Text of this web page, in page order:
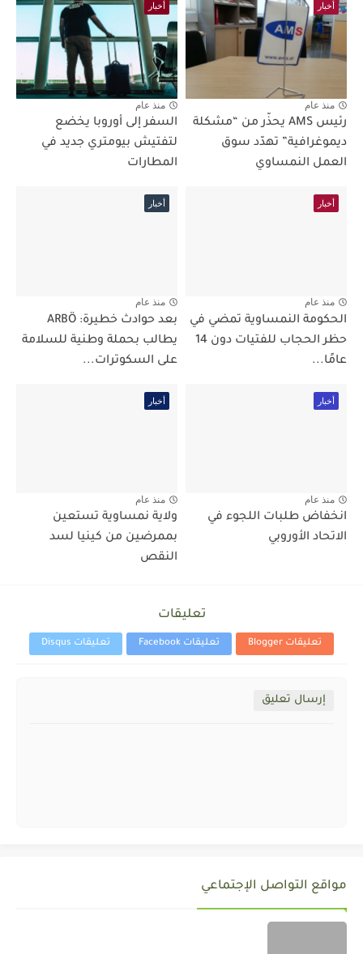
أخبار
منذ عام
رئيس AMS يحذّر من “مشكلة
ديموغرافية” تهدّد سوق
العمل النمساوي
أخبار
منذ عام
السفر إلى أوروبا يخضع
لتفتيش بيومتري جديد في
المطارات
أخبار
منذ عام
الحكومة النمساوية تمضي في
حظر الحجاب للفتيات دون 14
عامًا...
أخبار
منذ عام
بعد حوادث خطيرة: ARBÖ
يطالب بحملة وطنية للسلامة
على السكوترات...
أخبار
منذ عام
انخفاض طلبات اللجوء في
الاتحاد الأوروبي
أخبار
منذ عام
ولاية نمساوية تستعين
بممرضين من كينيا لسد
النقص
تعليقات
تعليقات Blogger تعليقات Facebook تعليقات Disqus
إرسال تعليق
مواقع التواصل الإجتماعي